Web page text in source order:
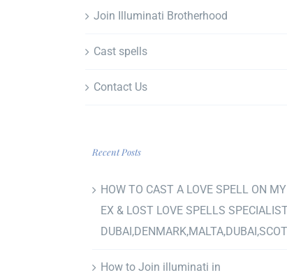
Join Illuminati Brotherhood
Cast spells
Contact Us
Recent Posts
HOW TO CAST A LOVE SPELL ON MY
EX & LOST LOVE SPELLS
How to Join illuminati in